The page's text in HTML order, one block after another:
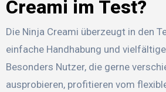
Creami im Test?
Die Ninja Creami überzeugt in den
einfache Handhabung und
Besonders Nutzer, die gerne
ausprobieren, profitieren vom